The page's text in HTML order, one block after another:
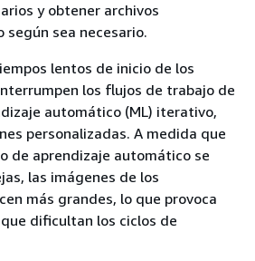
y obtener archivos
según sea necesario.
lentos de inicio de los
los flujos de trabajo de
automático (ML) iterativo,
personalizadas. A medida que
de aprendizaje automático se
las imágenes de los
más grandes, lo que provoca
dificultan los ciclos de